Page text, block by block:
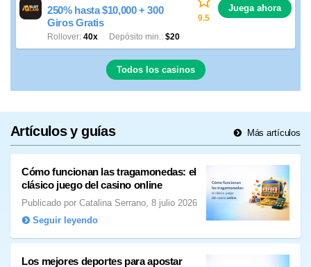
250% hasta $10,000 + 300
Giros Gratis
40x
Rollover $20
Depósito min.
9.5
Juega ahora
Todos los casinos
Artículos y guías Más artículos
Cómo funcionan las tragamonedas: el
clásico juego del casino online
Publicado por Catalina Serrano, 8 julio 2026
Seguir leyendo
Los mejores deportes para apostar